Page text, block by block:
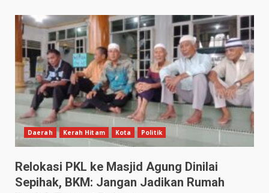
Daerah Kerah Hitam Kota Politik
Relokasi PKL ke Masjid Agung Dinilai
Sepihak, BKM: Jangan Jadikan Rumah